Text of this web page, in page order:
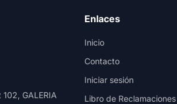
GALERIA
Enlaces
Inicio
Contacto
Iniciar sesión
Libro de Reclamaciones